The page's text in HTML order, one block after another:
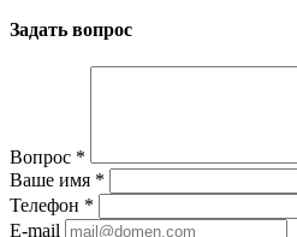
Задать вопрос
Вопрос *
Ваше имя *
Телефон *
E-mail